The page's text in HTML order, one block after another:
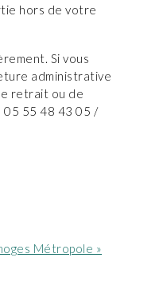
hors de votre
Si vous
administrative
retrait ou de
05 55 48 43 05 /
Métropole »